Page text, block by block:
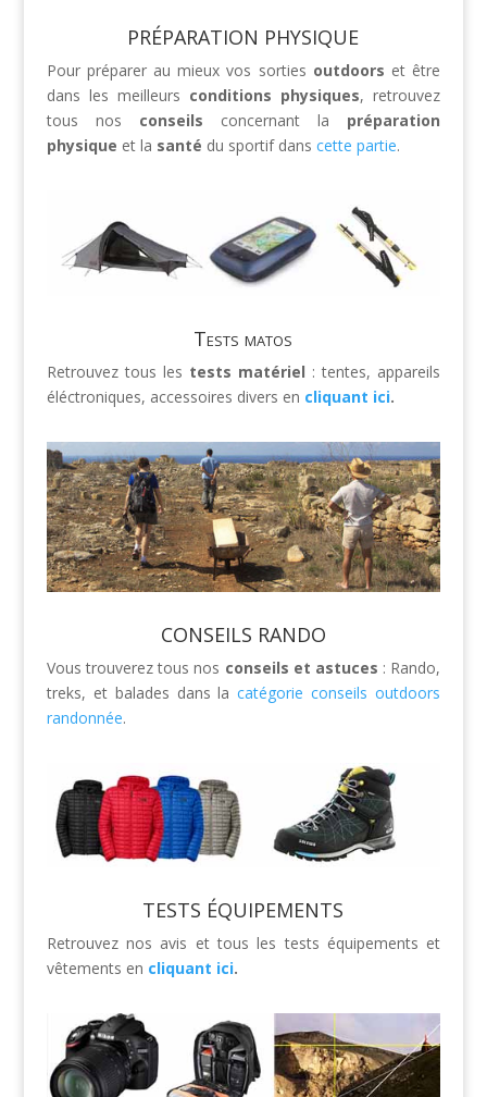
PRÉPARATION PHYSIQUE
Pour préparer au mieux vos sorties outdoors et être
dans les meilleurs conditions physiques, retrouvez
tous nos conseils concernant la préparation
physique et la santé du sportif dans cette partie.
Tests matos
Retrouvez tous les tests matériel : tentes, appareils
éléctroniques, accessoires divers en cliquant ici.
CONSEILS RANDO
Vous trouverez tous nos conseils et astuces : Rando,
treks, et balades dans lacatégorie conseils outdoors
randonnée.
TESTS ÉQUIPEMENTS
Retrouvez nos avis et tous les tests équipements et
vêtements en cliquant ici.